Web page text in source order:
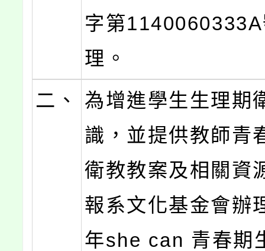
字第
理。
二、
為增進學生生理期
識，並提供教師青
衛教教案及相關資
報系文化基金會辦
年she can 青春期